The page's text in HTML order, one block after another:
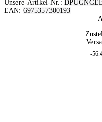
Unsere-Artikel-Nr.:
EAN: 6975357300193
-